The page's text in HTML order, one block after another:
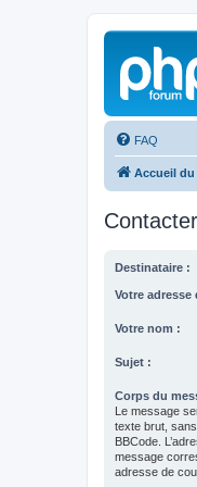
FAQ
Accueil
Destinataire :
Votre adresse
Votre nom :
Sujet :
Corps du
Le message
texte brut,
BBCode.
message
adresse de